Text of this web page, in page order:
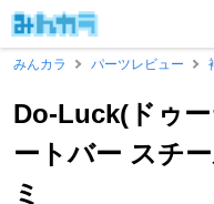
みんカラ
パーツレビュー
Do-Luck(ドゥ
ートバー スチ
ミ